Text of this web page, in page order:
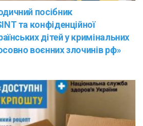
посібник
та конфіденційної
дітей у кримінальних
воєнних злочинів рф»